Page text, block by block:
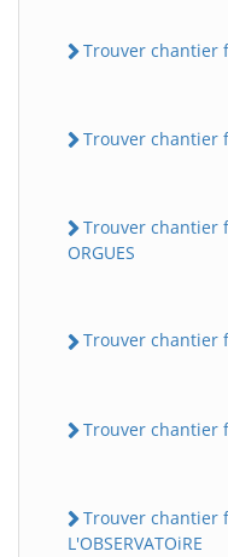
Trouver chantier
Trouver chantier
Trouver chantier
ORGUES
Trouver chantier
Trouver chantier
Trouver chantier
L'OBSERVATOiRE